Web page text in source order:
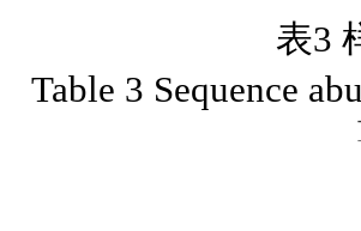
表3
Table 3 Sequence